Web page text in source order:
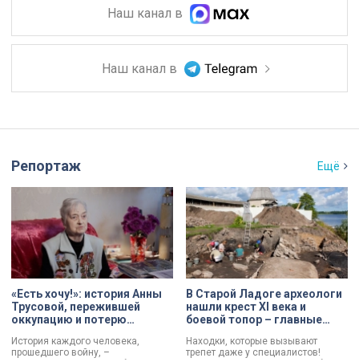
Наш канал в
Наш канал в
Репортаж Ещё
«Есть хочу!»: история Анны
Трусовой, пережившей
оккупацию и потерю
История каждого человека,
прошедшего войну, –
В Старой Ладоге археологи
нашли крест XI века и
боевой топор – главные
Находки, которые вызывают
трепет даже у специалистов!